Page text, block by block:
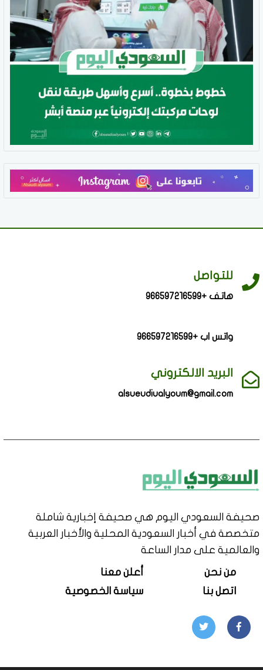
للتواصل
هاتف +966597216599
واتس اب +966597216599
البريد الالكتروني
alsueudiualyoum@gmail.com
صحيفة السعودي اليوم هي صحيفة إخبارية شاملة
متخصصة في أخبار السعودية المحلية والأخبار العربية
والعالمية على مدار الساعة
من نحن
أعلن معنا
اتصل بنا
سياسة الخصوصية